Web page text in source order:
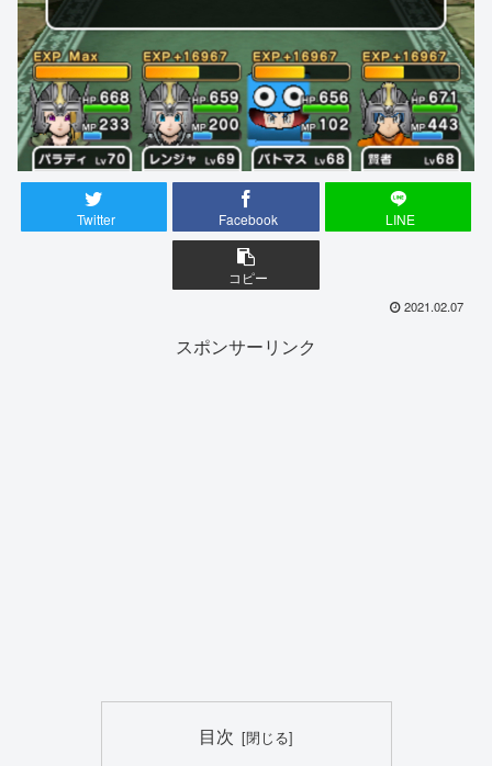
Twitter Facebook LINE
コピー
2021.02.07
スポンサーリンク
目次